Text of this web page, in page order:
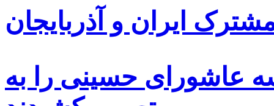
ایران و آذربایجان
عاشورای حسینی را به